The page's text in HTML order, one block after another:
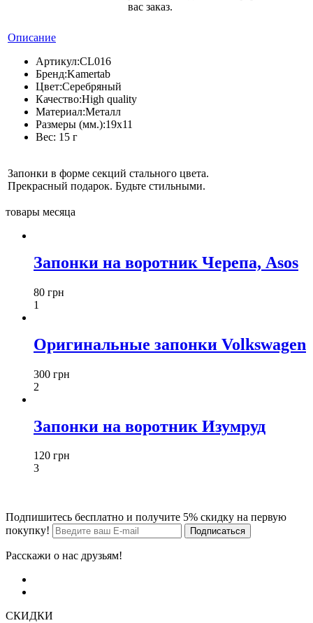
вас заказ.
Описание
Артикул:CL016
Бренд:Kamertab
Цвет:Серебряный
Качество:High quality
Материал:Металл
Размеры (мм.):19x11
Вес: 15 г
Запонки в форме секций стального цвета.
Прекрасный подарок. Будьте стильными.
товары месяца
Запонки на воротник Черепа, Asos
80 грн
1
Оригинальные запонки Volkswagen
300 грн
2
Запонки на воротник Изумруд
120 грн
3
Подпишитесь бесплатно и получите 5% скидку на первую
покупку!
Расскажи о нас друзьям!
СКИДКИ